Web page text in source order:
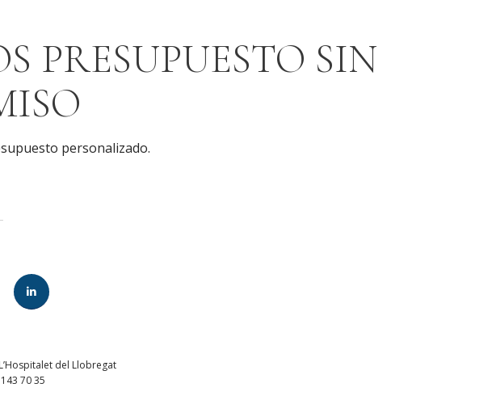
PRESUPUESTO SIN
personalizado.
del Llobregat
70 35